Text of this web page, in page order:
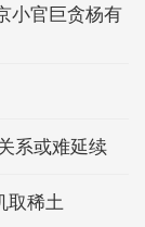
小官巨贪杨有
系或难延续
取稀土